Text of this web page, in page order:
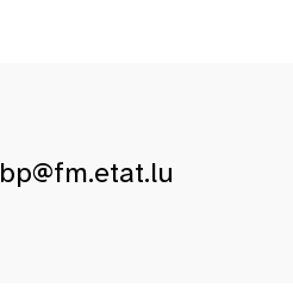
bp@fm.etat.lu